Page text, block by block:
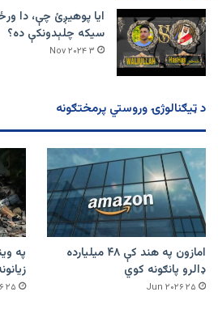
ایا پوهیږئ چې، دا
سیکه چلېدونکې ده؟
۳ Nov ۲۰۲۴
د ټیګنالوژۍ وروستي پرمختګونه
امازون په هند کې ۴۸ میلیارده
ډالرو پانګونه کوي
۲۵ Jun ۲۰۲۶
په
۲۵ Jun ۲۰۲۶